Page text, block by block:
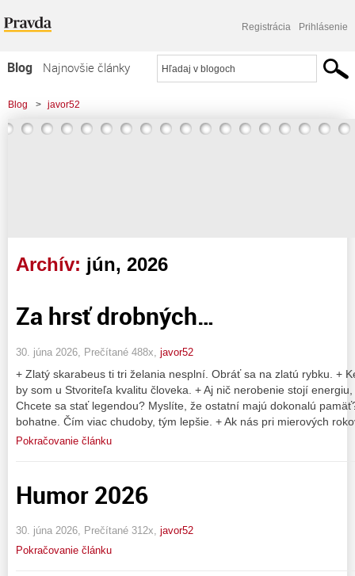
Registrácia Prihlásenie
Blog
Najnovšie články
Najčítanejšie články
Najkomentovanejšie články
Blog > javor52
Archív: jún, 2026
Za hrsť drobných…
30. júna 2026, Prečítané 488x, javor52
+ Zlatý skarabeus ti tri želania nesplní. Obráť sa na zlatú rybku. +
by som u Stvoriteľa kvalitu človeka. + Aj nič nerobenie stojí
Chcete sa stať legendou? Myslíte, že ostatní majú dokonalú
bohatne. Čím viac chudoby, tým lepšie. + Ak nás pri mierových
Pokračovanie článku
Humor 2026
30. júna 2026, Prečítané 312x, javor52
Pokračovanie článku